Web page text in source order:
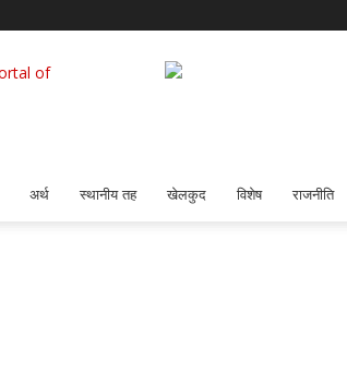
अर्थ स्थानीय तह खेलकुद विशेष राजनीति